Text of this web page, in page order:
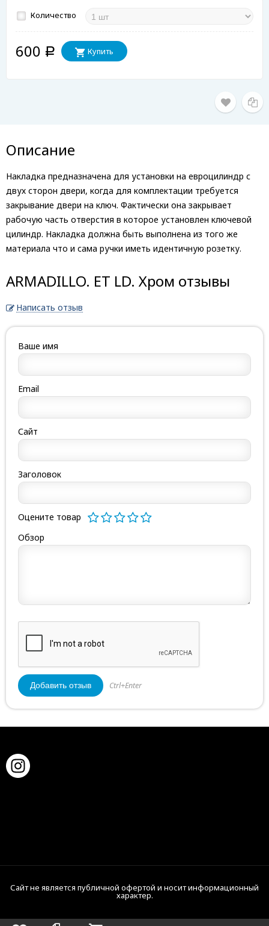
Количество
600 Р Купить
Описание
Накладка предназначена для установки на евроцилиндр с
двух сторон двери, когда для комплектации требуется
закрывание двери на ключ. Фактически она закрывает
рабочую часть отверстия в которое установлен ключевой
цилиндр. Накладка должна быть выполнена из того же
материала что и сама ручки иметь идентичную розетку.
ARMADILLO. ET LD. Хром отзывы
Написать отзыв
Ваше имя
Email
Сайт
Заголовок
Оцените товар
Обзор
Ctrl+Enter
Сайт не является публичной офертой и носит информационный
характер.